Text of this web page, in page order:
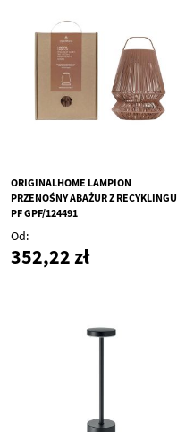
ORIGINALHOME LAMPION
PRZENOŚNY ABAŻUR Z RECYKLINGU
PF GPF/124491
Od
352,22 zł